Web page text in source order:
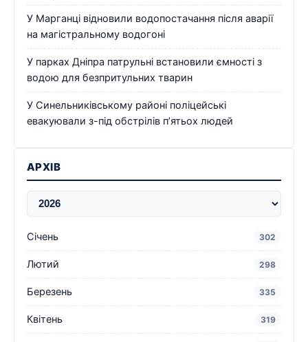
У Марганці відновили водопостачання після аварії
на магістральному водогоні
У парках Дніпра патрульні встановили ємності з
водою для безпритульних тварин
У Синельниківському районі поліцейські
евакуювали з-під обстрілів п’ятьох людей
АРХІВ
Січень 302
Лютий 298
Березень 335
Квітень 319